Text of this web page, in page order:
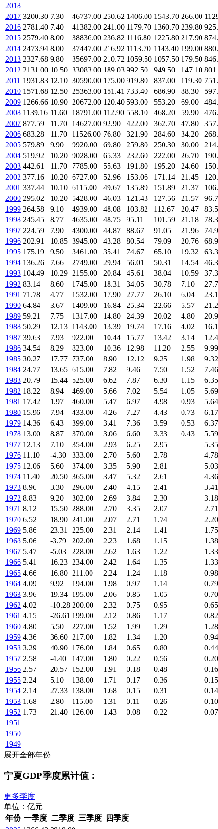
2018
2017 3200.30 7.30 46737.00 250.62 1406.00 1543.70 266.00
2016 2781.40 7.40 41382.00 241.00 1179.70 1360.70 239.80
2015 2579.40 8.00 38836.00 236.82 1116.80 1225.80 217.90
2014 2473.94 8.00 37447.00 216.92 1113.70 1143.40 199.00
2013 2327.68 9.80 35697.00 210.72 1059.50 1057.50 179.50
2012 2131.00 10.50 33083.00 189.03 992.50 949.50 147.10
2011 1931.83 12.10 30590.00 175.00 919.80 837.00 119.30
2010 1571.68 12.50 25363.00 151.41 733.40 686.90 88.30
2009 1266.66 10.90 20672.00 120.40 593.00 553.20 69.00
2008 1139.16 11.60 18791.00 112.90 558.10 468.20 59.90
2007 877.59 11.70 14627.00 92.90 422.00 362.70 47.80
2006 683.28 11.70 11526.00 76.80 321.90 284.60 34.20
2005 579.89 9.90 9920.00 69.80 259.80 250.30 30.00
2004 519.92 10.20 9028.00 65.33 232.60 222.00 26.70
2003 442.61 11.70 7785.00 55.63 191.80 195.20 24.60
2002 377.16 10.20 6727.00 52.96 153.06 171.14 21.45
2001 337.44 10.10 6115.00 49.67 135.89 151.89 21.37
2000 295.02 10.20 5428.00 46.03 121.43 127.56 21.57
1999 264.58 9.10 4939.00 48.08 103.82 112.67 20.47
1998 245.45 8.77 4635.00 48.75 95.11 101.59 21.18
1997 224.59 7.90 4300.00 44.87 88.67 91.05 21.96
1996 202.91 10.85 3945.00 43.28 80.54 79.09 20.76
1995 175.19 9.50 3461.00 35.41 74.67 65.10 19.32
1994 136.26 7.66 2749.00 29.94 56.01 50.31 14.54
1993 104.49 10.29 2155.00 20.84 45.61 38.04 10.59
1992 83.14 8.60 1745.00 18.31 34.05 30.78 7.10
1991 71.78 4.77 1532.00 17.90 27.77 26.10 6.04
1990 64.84 3.67 1409.00 16.84 25.34 22.66 5.57
1989 59.21 7.75 1317.00 14.80 24.39 20.02 4.80
1988 50.29 12.13 1143.00 13.39 19.74 17.16 4.02
1987 39.63 7.93 922.00 10.44 15.77 13.42 3.14
1986 34.54 8.29 823.00 10.36 12.98 11.20 2.55
9.99
1985 30.27 17.77 737.00 8.90 12.12 9.25 1.98
9.32
1984 24.77 13.65 615.00 7.82 9.46 7.50 1.52
7.46
1983 20.79 15.44 525.00 6.62 7.87 6.30 1.15
6.35
1982 18.22 8.94 469.00 5.66 7.02 5.54 1.05
5.69
1981 17.42 1.97 460.00 5.47 6.97 4.98 0.93
5.64
1980 15.96 7.94 433.00 4.26 7.27 4.43 0.73
6.17
1979 14.36 6.43 399.00 3.41 7.36 3.59 0.53
6.37
1978 13.00 8.87 370.00 3.06 6.60 3.33 0.43
5.59
1977 12.13 7.10 354.00 2.93 6.25 2.95
5.35
1976 11.10 -4.30 333.00 2.70 5.60 2.78
4.78
1975 12.06 5.60 374.00 3.35 5.90 2.81
5.03
1974 11.40 20.50 365.00 3.47 5.32 2.61
4.36
1973 8.96 3.30 296.00 2.40 4.15 2.41
3.41
1972 8.83 9.20 302.00 2.69 3.84 2.30
3.18
1971 8.12 15.50 288.00 2.70 3.35 2.07
2.71
1970 6.52 18.90 241.00 2.07 2.71 1.74
2.20
1969 5.86 23.31 225.00 2.31 2.14 1.41
1.75
1968 5.06 -3.79 202.00 2.23 1.68 1.15
1.38
1967 5.47 -5.03 228.00 2.62 1.63 1.22
1.33
1966 5.41 16.23 234.00 2.42 1.64 1.35
1.33
1965 4.66 16.80 211.00 2.24 1.24 1.18
0.98
1964 4.09 9.92 194.00 1.98 0.97 1.14
0.79
1963 3.96 19.34 195.00 2.06 0.85 1.05
0.70
1962 4.02 -10.28 200.00 2.32 0.75 0.95
0.65
1961 4.15 -26.61 199.00 2.12 0.86 1.17
0.82
1960 4.80 5.50 227.00 1.52 1.99 1.29
1.28
1959 4.36 36.60 217.00 1.82 1.34 1.20
0.94
1958 3.29 40.90 176.00 1.84 0.65 0.80
0.44
1957 2.58 -4.40 147.00 1.80 0.22 0.56
0.20
1956 2.57 20.57 152.00 1.91 0.18 0.48
0.16
1955 2.24 5.10 138.00 1.71 0.17 0.36
0.15
1954 2.14 27.33 138.00 1.68 0.15 0.31
0.14
1953 1.68 2.80 115.00 1.31 0.11 0.26
0.10
1952 1.73 21.40 126.00 1.43 0.08 0.22
0.07
1951
1950
1949
展开全部年份
宁夏GDP季度累计值：
更多季度
单位：亿元
年份 一季度 二季度 三季度
四季度